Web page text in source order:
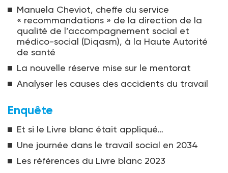
Manuela Cheviot, cheffe du service
« recommandations » de la direction de la
qualité de l’accompagnement social et
médico-social (Diqasm), à la Haute Autorité
de santé
La nouvelle réserve mise sur le mentorat
Analyser les causes des accidents du travail
Enquête
Et si le Livre blanc était appliqué…
Une journée dans le travail social en 2034
Les références du Livre blanc 2023